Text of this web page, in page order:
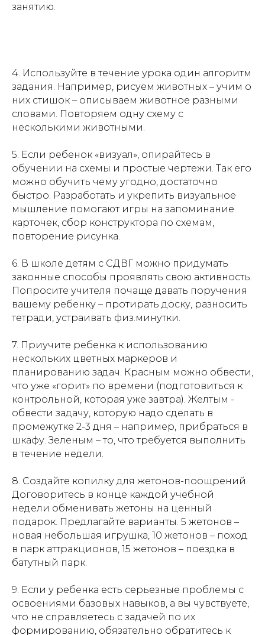
занятию.
4. Используйте в течение урока один алгоритм
задания. Например, рисуем животных – учим о
них стишок – описываем животное разными
словами. Повторяем одну схему с
несколькими животными.
5. Если ребенок «визуал», опирайтесь в
обучении на схемы и простые чертежи. Так его
можно обучить чему угодно, достаточно
быстро. Разработать и укрепить визуальное
мышление помогают игры на запоминание
карточек, сбор конструктора по схемам,
повторение рисунка.
6. В школе детям с СДВГ можно придумать
законные способы проявлять свою активность.
Попросите учителя почаще давать поручения
вашему ребенку – протирать доску, разносить
тетради, устраивать физ.минутки.
7. Приучите ребенка к использованию
нескольких цветных маркеров и
планированию задач. Красным можно обвести,
что уже «горит» по времени (подготовиться к
контрольной, которая уже завтра). Желтым -
обвести задачу, которую надо сделать в
промежутке 2-3 дня – например, прибраться в
шкафу. Зеленым – то, что требуется выполнить
в течение недели.
8. Создайте копилку для жетонов-поощрений.
Договоритесь в конце каждой учебной
недели обменивать жетоны на ценный
подарок. Предлагайте варианты. 5 жетонов –
новая небольшая игрушка, 10 жетонов – поход
в парк аттракционов, 15 жетонов – поездка в
батутный парк.
9. Если у ребенка есть серьезные проблемы с
освоениями базовых навыков, а вы чувствуете,
что не справляетесь с задачей по их
формированию, обязательно обратитесь к